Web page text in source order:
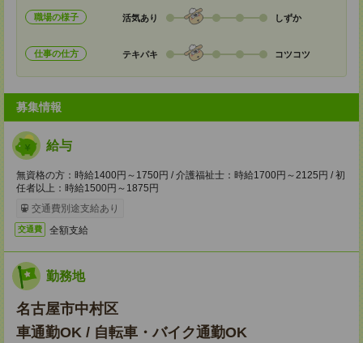
職場の様子 活気あり しずか
仕事の仕方 テキパキ コツコツ
募集情報
給与
無資格の方：時給1400円～1750円 / 介護福祉士：時給1700円～2125円 / 初
任者以上：時給1500円～1875円
交通費別途支給あり
交通費 全額支給
勤務地
名古屋市中村区
車通勤OK / 自転車・バイク通勤OK